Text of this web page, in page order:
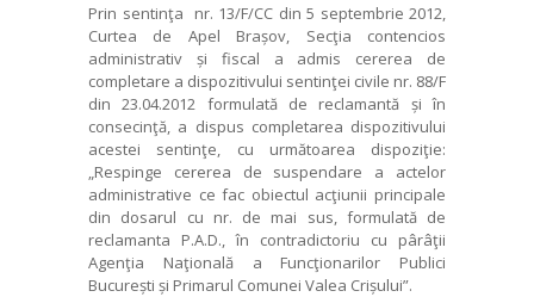
Prin sentinţa nr. 13/F/CC din 5 septembrie 2012,
Curtea de Apel Brașov, Secţia contencios
administrativ și fiscal a admis cererea de
completare a dispozitivului sentinţei civile nr. 88/F
din 23.04.2012 formulată de reclamantă și în
consecinţă, a dispus completarea dispozitivului
acestei sentinţe, cu următoarea dispoziţie:
„Respinge cererea de suspendare a actelor
administrative ce fac obiectul acţiunii principale
din dosarul cu nr. de mai sus, formulată de
reclamanta P.A.D., în contradictoriu cu pârâţii
Agenţia Naţională a Funcţionarilor Publici
București și Primarul Comunei Valea Crișului”.